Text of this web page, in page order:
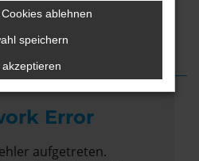
Error
aufgetreten.
ablehnen
speichern
akzeptieren